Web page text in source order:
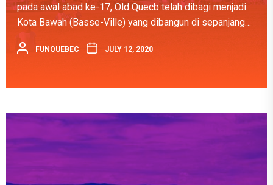
pada awal abad ke-17, Old Quecb telah dibagi menjadi
Kota Bawah (Basse-Ville) yang dibangun di sepanjang
pantai Sungai St. Lawrence, dan Kota Atas (Haute-Ville)
yang dibangun...
FUNQUEBEC JULY 12, 2020